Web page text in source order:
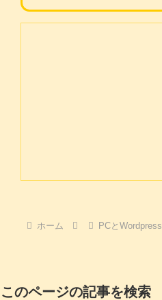
ホーム PCとWordpress
このページの記事を検索